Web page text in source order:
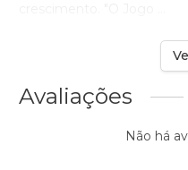
Avaliações
Não há